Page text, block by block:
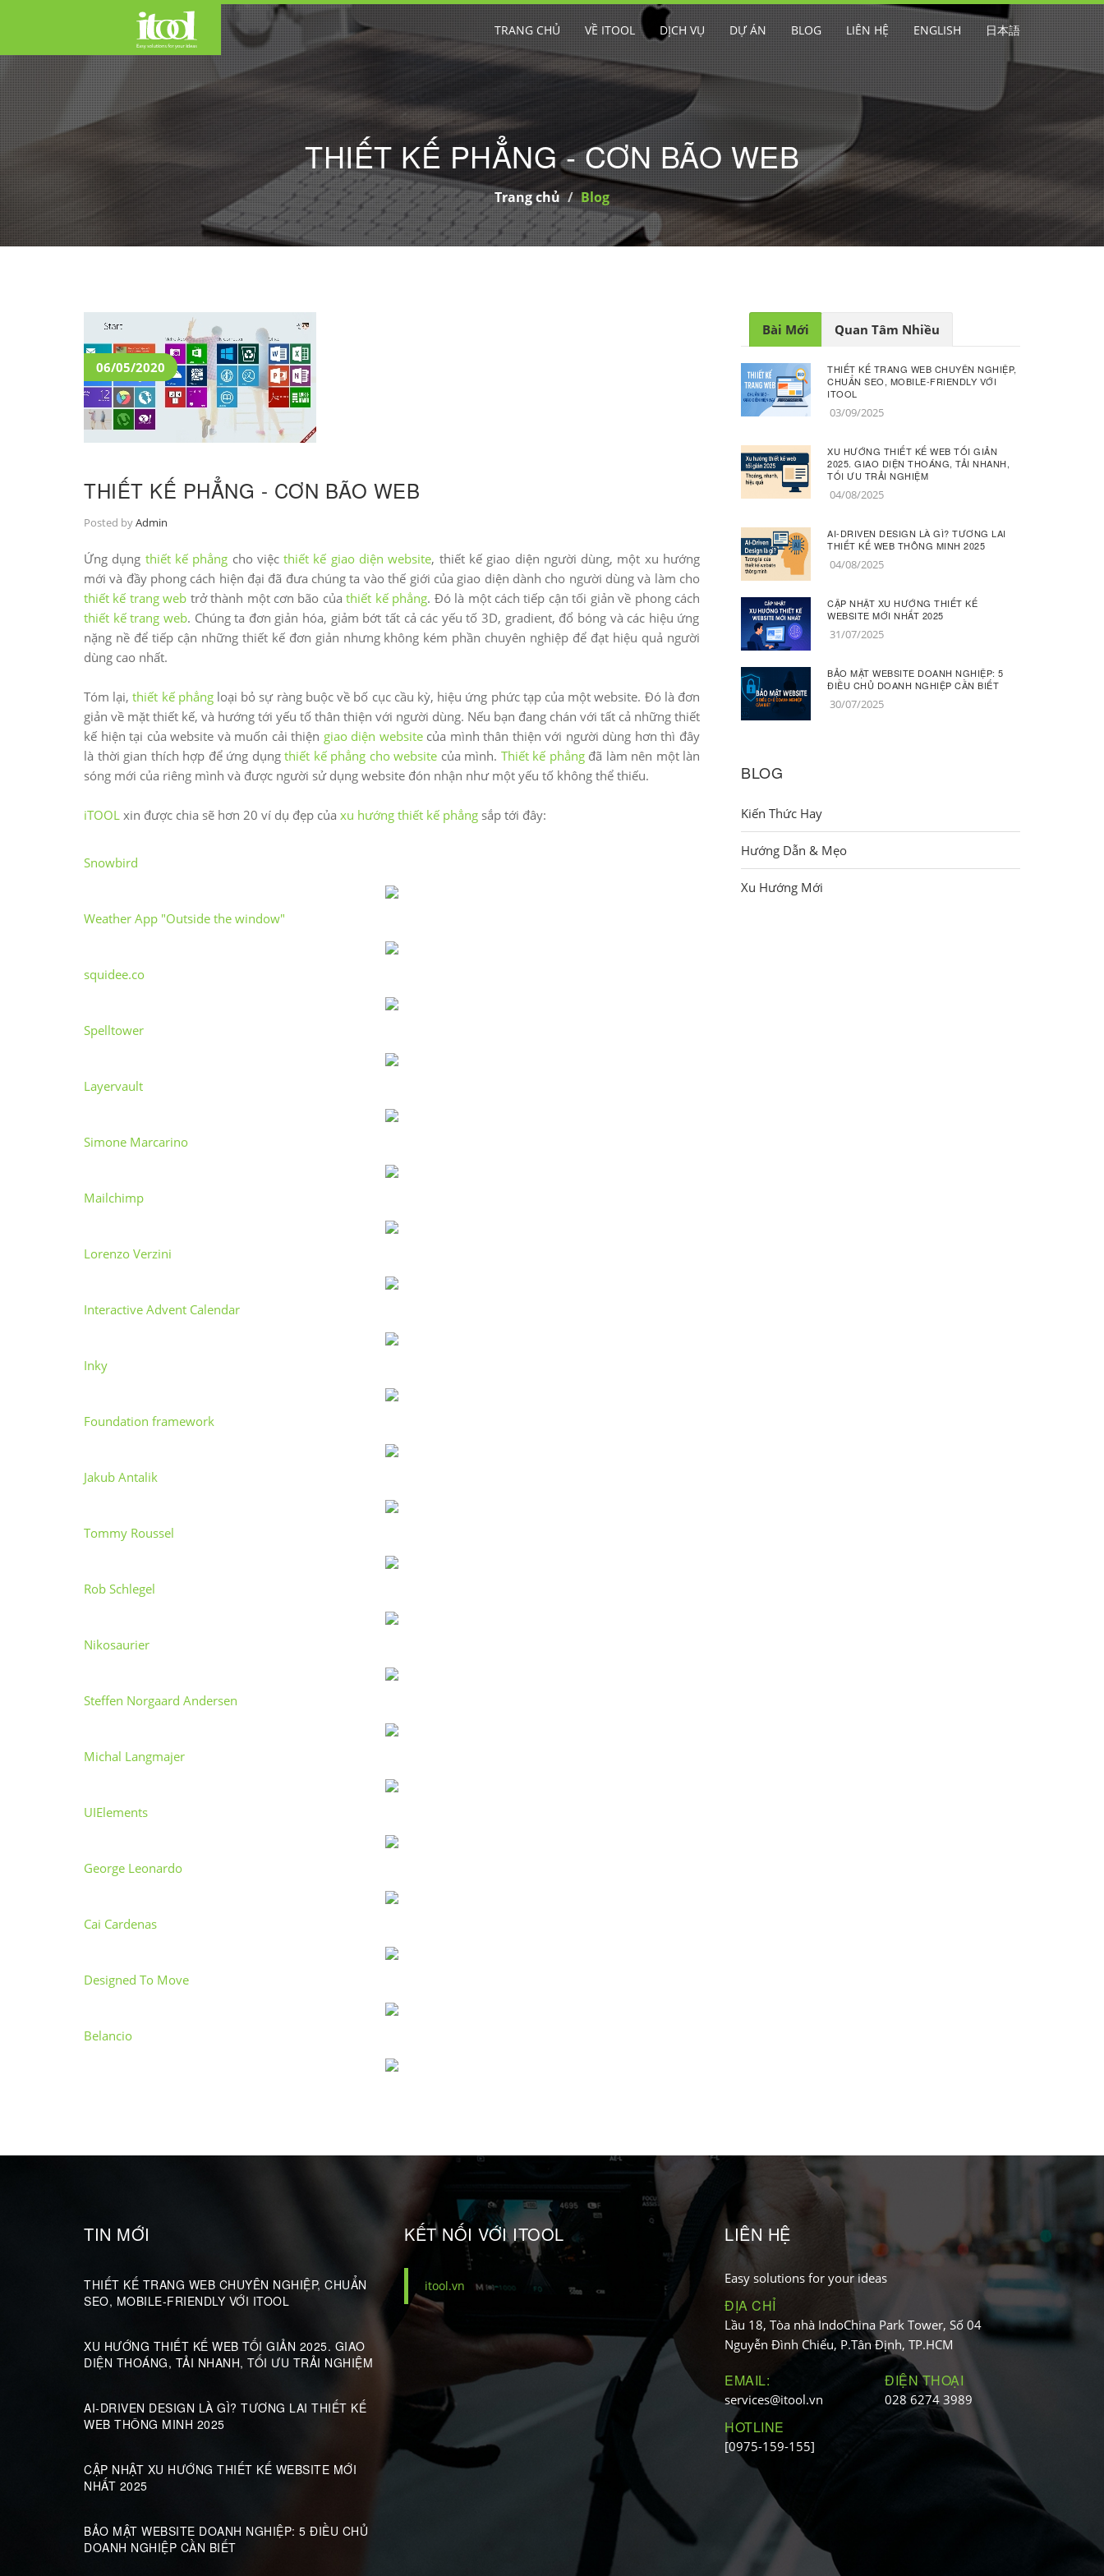
CÔNG TY THIẾT KẾ WEBSITE TỐT NHẤT
日本語 TRANG CHỦ VỀ ITOOL DỊCH VỤ DỰ ÁN BLOG LIÊN HỆ ENGLISH 日本語
THIẾT KẾ PHẲNG - CƠN BÃO WEB
Trang chủ Blog
06/05/2020
THIẾT KẾ PHẲNG - CƠN BÃO WEB
Posted byAdmin
Ứng dụng thiết kế phẳng cho việcthiết kế giao diện website, thiết kế giao diện người dùng, một xu hướng
mới và đầy phong cách hiện đại đã đưa chúng ta vào thế giới của giao diện dành cho người dùng và làm cho
thiết kế trang web trở thành một cơn bão của thiết kế phẳng. Đó là một cách tiếp cận tối giản về phong cách
thiết kế trang web. Chúng ta đơn giản hóa, giảm bớt tất cả các yếu tố 3D, gradient, đổ bóng và các hiệu ứng
nặng nề để tiếp cận những thiết kế đơn giản nhưng không kém phần chuyên nghiệp để đạt hiệu quả người
dùng cao nhất.
Tóm lại,thiết kế phẳngloại bỏ sự ràng buộc về bố cục cầu kỳ, hiệu ứng phức tạp của một website. Đó là đơn
giản về mặt thiết kế, và hướng tới yếu tố thân thiện với người dùng. Nếu bạn đang chán với tất cả những thiết
kế hiện tại của website và muốn cải thiện giao diện websitecủa mình thân thiện với người dùng hơn thì đây
là thời gian thích hợp để ứng dụng thiết kế phẳng cho website của mình. Thiết kế phẳngđã làm nên một làn
sóng mới của riêng mình và được người sử dụng website đón nhận như một yếu tố không thể thiếu.
iTOOL xin được chia sẽ hơn 20 ví dụ đẹp của xu hướng thiết kế phẳng sắp tới đây:
Snowbird
Weather App "Outside the window"
squidee.co
Spelltower
Layervault
Simone Marcarino
Mailchimp
Lorenzo Verzini
Interactive Advent Calendar
Inky
Foundation framework
Jakub Antalik
Tommy Roussel
Rob Schlegel
Nikosaurier
Steffen Norgaard Andersen
Michal Langmajer
UIElements
George Leonardo
Cai Cardenas
Designed To Move
Belancio
Bài Mới Quan Tâm Nhiều
THIẾT KẾ TRANG WEB CHUYÊN NGHIỆP,
CHUẨN SEO, MOBILE-FRIENDLY VỚI
ITOOL
03/09/2025
XU HƯỚNG THIẾT KẾ WEB TỐI GIẢN
2025. GIAO DIỆN THOÁNG, TẢI NHANH,
TỐI ƯU TRẢI NGHIỆM
04/08/2025
AI-DRIVEN DESIGN LÀ GÌ? TƯƠNG LAI
THIẾT KẾ WEB THÔNG MINH 2025
04/08/2025
CẬP NHẬT XU HƯỚNG THIẾT KẾ
WEBSITE MỚI NHẤT 2025
31/07/2025
BẢO MẬT WEBSITE DOANH NGHIỆP: 5
ĐIỀU CHỦ DOANH NGHIỆP CẦN BIẾT
30/07/2025
BLOG
Kiến Thức Hay
Hướng Dẫn & Mẹo
Xu Hướng Mới
TIN MỚI
THIẾT KẾ TRANG WEB CHUYÊN NGHIỆP, CHUẨN
SEO, MOBILE-FRIENDLY VỚI ITOOL
XU HƯỚNG THIẾT KẾ WEB TỐI GIẢN 2025. GIAO
DIỆN THOÁNG, TẢI NHANH, TỐI ƯU TRẢI NGHIỆM
AI-DRIVEN DESIGN LÀ GÌ? TƯƠNG LAI THIẾT KẾ
WEB THÔNG MINH 2025
CẬP NHẬT XU HƯỚNG THIẾT KẾ WEBSITE MỚI
NHẤT 2025
BẢO MẬT WEBSITE DOANH NGHIỆP: 5 ĐIỀU CHỦ
DOANH NGHIỆP CẦN BIẾT
KẾT NỐI VỚI ITOOL
itool.vn
LIÊN HỆ
Easy solutions for your ideas
ĐỊA CHỈ
Lầu 18, Tòa nhà IndoChina Park Tower, Số 04
Nguyễn Đình Chiểu, P.Tân Định, TP.HCM
EMAIL:
services@itool.vn
ĐIỆN THOẠI
028 6274 3989
HOTLINE
[0975-159-155]